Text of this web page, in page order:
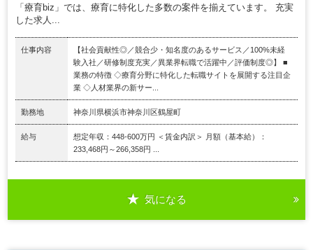
「療育biz」では、療育に特化した多数の案件を揃えています。 充実
した求人...
仕事内容
【社会貢献性◎／競合少・知名度のあるサービス／100%未経
験入社／研修制度充実／異業界転職で活躍中／評価制度◎】 ■
業務の特徴 ◇療育分野に特化した転職サイトを展開する注目企
業 ◇人材業界の新サー...
勤務地 神奈川県横浜市神奈川区鶴屋町
給与
想定年収：448-600万円 ＜賃金内訳＞ 月額（基本給）：
233,468円～266,358円 ...
気になる